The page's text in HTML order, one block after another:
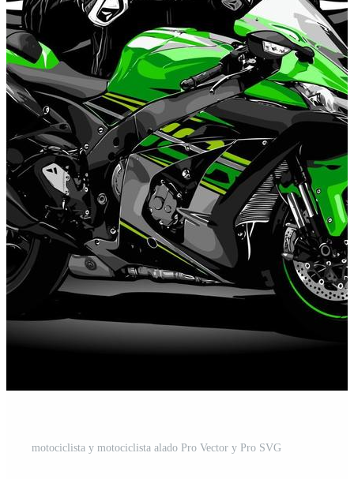
motociclista y motociclista alado Pro Vector y Pro SVG